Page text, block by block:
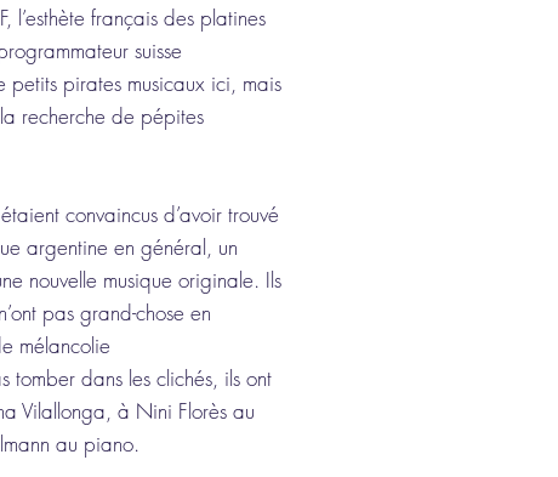
l’esthète français des platines
suisse
petits pirates musicaux ici, mais
recherche de pépites
convaincus d’avoir trouvé
argentine en général, un
nouvelle musique originale. Ils
pas grand-chose en
mélancolie
tomber dans les clichés, ils ont
Vilallonga, à Nini Florès au
au piano.